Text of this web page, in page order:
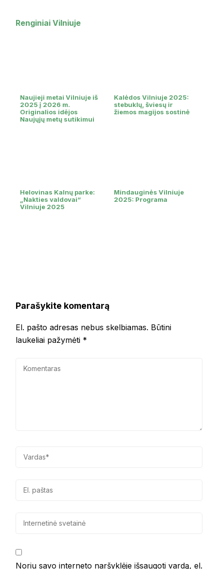
Renginiai Vilniuje
Naujieji metai Vilniuje iš
2025 į 2026 m.
Originalios idėjos
Naujųjų metų sutikimui
Kalėdos Vilniuje 2025:
stebuklų, šviesų ir
žiemos magijos sostinė
Helovinas Kalnų parke:
„Nakties valdovai“
Vilniuje 2025
Mindauginės Vilniuje
2025: Programa
Parašykite komentarą
El. pašto adresas nebus skelbiamas. Būtini
laukeliai pažymėti *
Noriu savo interneto naršyklėje išsaugoti vardą, el.